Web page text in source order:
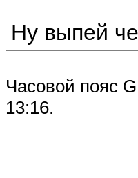
Ну выпей
Часовой пояс
13:16.